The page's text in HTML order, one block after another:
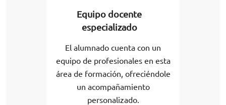
Equipo docente
especializado
El alumnado cuenta con un
equipo de profesionales en esta
área de formación, ofreciéndole
un acompañamiento
personalizado.